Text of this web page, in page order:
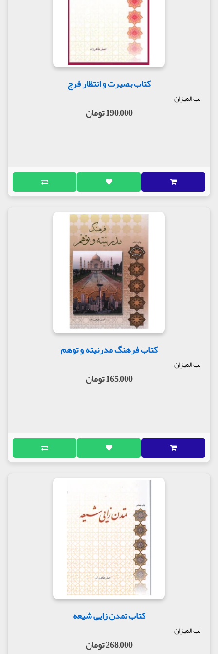
کتاب بصیرت و انتظار فرج
لب المیزان
190,000 تومان
کتاب فرهنگ مدرنیته و توهم
لب المیزان
165,000 تومان
کتاب تمدن زایی شیعه
لب المیزان
268,000 تومان